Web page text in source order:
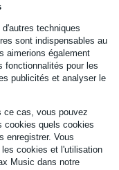
techniques
sont indispensables au
aimerions également
fonctionnalités pour les
publicités et analyser le
ce cas, vous pouvez
cookies quels cookies
enregistrer. Vous
cookies et l'utilisation
Music dans notre